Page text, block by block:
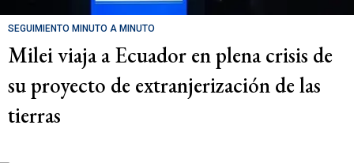
SEGUIMIENTO MINUTO A MINUTO
Milei viaja a Ecuador en plena crisis de
su proyecto de extranjerización de las
tierras